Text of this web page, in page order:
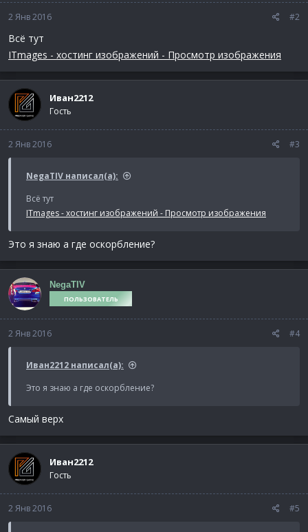
2 Янв 2016 #2
Всё тут
ITmages - хостинг изображений - Просмотр изображения
Иван2212
Гость
2 Янв 2016 #3
NegaTIV написал(а):
Всё тут
ITmages - хостинг изображений - Просмотр изображения
Это я знаю а где оскорбление?
NegaTIV
ПОЛЬЗОВАТЕЛЬ
2 Янв 2016 #4
Иван2212 написал(а):
Это я знаю а где оскорбление?
Самый верх
Иван2212
Гость
2 Янв 2016 #5